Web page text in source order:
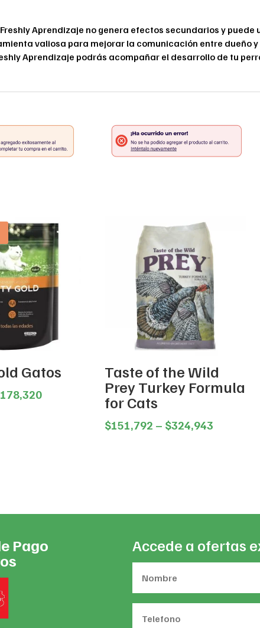
Aprendizaje no genera efectos secundarios y puede
valiosa para mejorar la comunicación entre dueño
Aprendizaje podrás acompañar el desarrollo de tu
Gatos
178,320Price
Taste of the Wild
Prey Turkey Formula
for Cats
$151,792 – $324,943
Pago Accede a ofertas